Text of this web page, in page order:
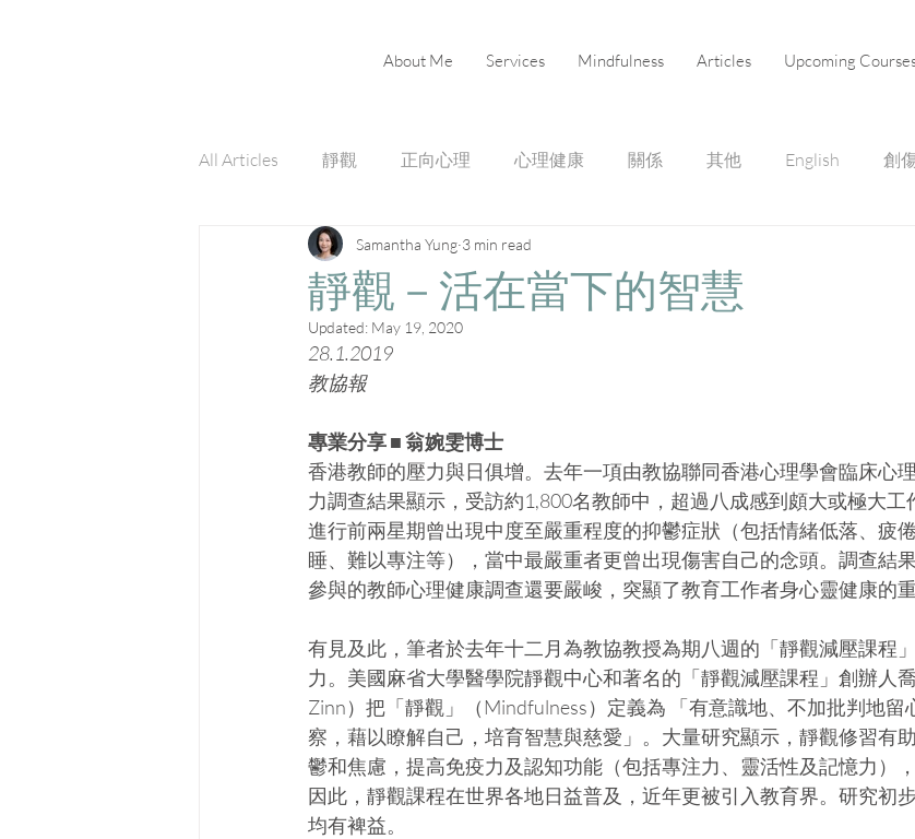
About Me Services Mindfulness Articles Upcoming
All Articles 靜觀 正向心理 心理健康 關係 其他 English 創
靜觀－活在當下的智慧
Samantha Yung 3 min read
Updated: May 19, 2020
28.1.2019
教協報
專業分享 ■ 翁婉雯博士
香港教師的壓力與日俱增。去年一項由教協聯同香港心理學會臨床心
力調查結果顯示，受訪約1,800名教師中，超過八成感到頗大或極大工
進行前兩星期曾出現中度至嚴重程度的抑鬱症狀（包括情緒低落、疲
睡、難以專注等），當中最嚴重者更曾出現傷害自己的念頭。調查結
參與的教師心理健康調查還要嚴峻，突顯了教育工作者身心靈健康的重
有見及此，筆者於去年十二月為教協教授為期八週的「靜觀減壓課程
力。美國麻省大學醫學院靜觀中心和著名的「靜觀減壓課程」創辦人
Zinn）把「靜觀」（Mindfulness）定義為 「有意識地、不加批判地留
察，藉以瞭解自己，培育智慧與慈愛」。大量研究顯示，靜觀修習有
鬱和焦慮，提高免疫力及認知功能（包括專注力、靈活性及記憶力）
因此，靜觀課程在世界各地日益普及，近年更被引入教育界。研究初
均有裨益。